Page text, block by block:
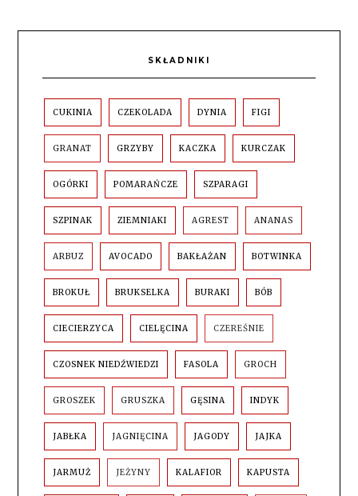
SKŁADNIKI
CUKINIA CZEKOLADA DYNIA FIGI
GRANAT GRZYBY KACZKA KURCZAK
OGÓRKI POMARAŃCZE SZPARAGI
SZPINAK ZIEMNIAKI AGREST ANANAS
ARBUZ AVOCADO BAKŁAŻAN BOTWINKA
BROKUŁ BRUKSELKA BURAKI BÓB
CIECIERZYCA CIELĘCINA CZEREŚNIE
CZOSNEK NIEDŹWIEDZI FASOLA GROCH
GROSZEK GRUSZKA GĘSINA INDYK
JABŁKA JAGNIĘCINA JAGODY JAJKA
JARMUŻ JEŻYNY KALAFIOR KAPUSTA